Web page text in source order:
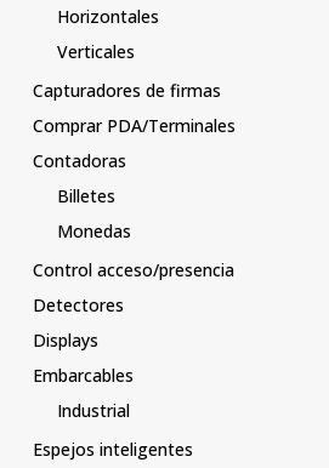
Horizontales
Verticales
Capturadores de firmas
Comprar PDA/Terminales
Contadoras
Billetes
Monedas
Control acceso/presencia
Detectores
Displays
Embarcables
Industrial
Espejos inteligentes